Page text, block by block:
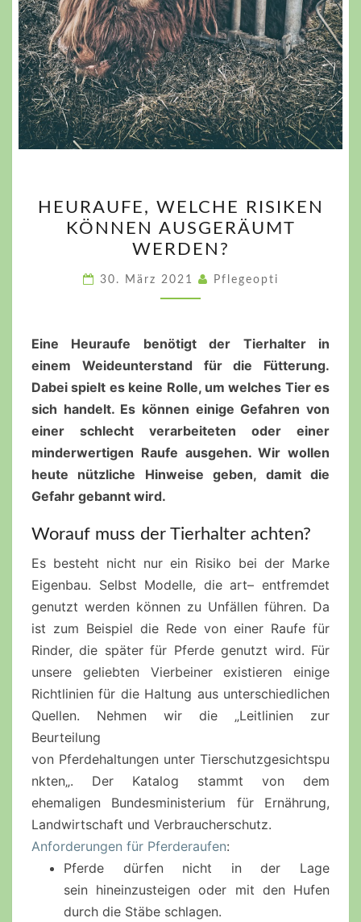
WELCHE
RISIKEN
KÖNNEN
AUSGERÄUMT
WERDEN?
HEURAUFE, WELCHE RISIKEN
KÖNNEN AUSGERÄUMT
WERDEN?
30. März 2021 Pflegeopti
Eine Heuraufe benötigt der Tierhalter in
einem Weideunterstand für die Fütterung.
Dabei spielt es keine Rolle, um welches Tier es
sich handelt. Es können einige Gefahren von
einer schlecht verarbeiteten oder einer
minderwertigen Raufe ausgehen. Wir wollen
heute nützliche Hinweise geben, damit die
Gefahr gebannt wird.
Worauf muss der Tierhalter achten?
Es besteht nicht nur ein Risiko bei der Marke
Eigenbau. Selbst Modelle, dieart– entfremdet
genutzt werden können zu Unfällen führen. Da
ist zum Beispiel die Rede von einer Raufe für
Rinder, die später für Pferde genutzt wird. Für
unsere geliebten Vierbeiner existieren einige
Richtlinien für die Haltung aus unterschiedlichen
Quellen. Nehmen wir die „Leitlinien zur
Beurteilung
von Pferdehaltungen unter Tierschutzgesichtspu
nkten„. Der Katalog stammt von dem
ehemaligen Bundesministerium für Ernährung,
Landwirtschaft und Verbraucherschutz.
Anforderungen für Pferderaufen:
Pferde dürfen nicht in der Lage
sein hineinzusteigen oder mit den Hufen
durch die Stäbe schlagen.